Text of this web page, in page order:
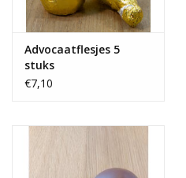
Advocaatflesjes 5
stuks
€7,10